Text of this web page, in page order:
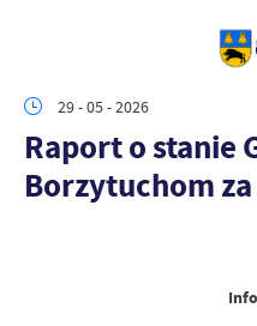
29 - 05 - 2026
Raport o stanie
Borzytuchom